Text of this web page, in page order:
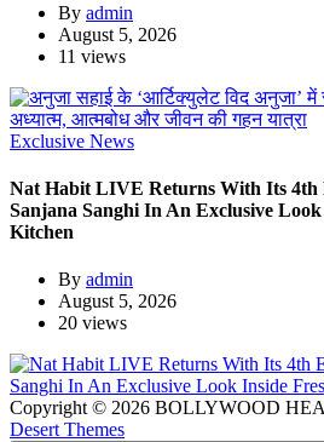
By admin
August 5, 2026
11 views
Exclusive News
Nat Habit LIVE Returns With Its 4th
Sanjana Sanghi In An Exclusive
Kitchen
By admin
August 5, 2026
20 views
Copyright © 2026 BOLLYWOOD
Desert Themes